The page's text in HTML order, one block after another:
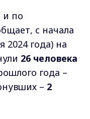
и по
с начала
2024 года) на
26 человека
года –
– 2